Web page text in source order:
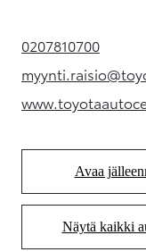
0207810700
(Aukeaa
Avaa
Näytä kaikki